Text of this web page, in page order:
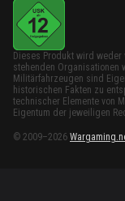
Dieses Produkt wird
stehenden Organisationen
Militärfahrzeugen sind
historischen Fakten zu
technischer Elemente von
Eigentum der jeweiligen
© 2009–2026